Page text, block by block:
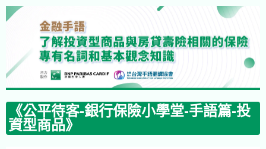
《公平待客-銀行保險小學堂-手語篇-投
資型商品》